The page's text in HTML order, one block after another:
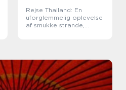
Rejse Thailand: En
uforglemmelig oplevelse
af smukke strande,